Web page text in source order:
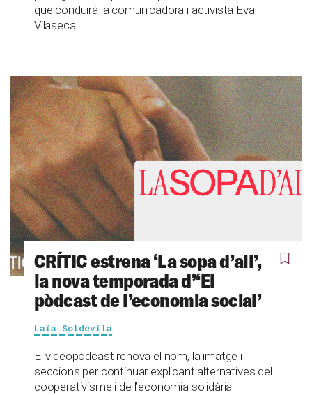
que conduirà la comunicadora i activista Eva
Vilaseca
CRÍTIC estrena ‘La sopa d’all’,
la nova temporada d’‘El
pòdcast de l’economia social’
Laia Soldevila
El videopòdcast renova el nom, la imatge i
seccions per continuar explicant alternatives del
cooperativisme i de l’economia solidària